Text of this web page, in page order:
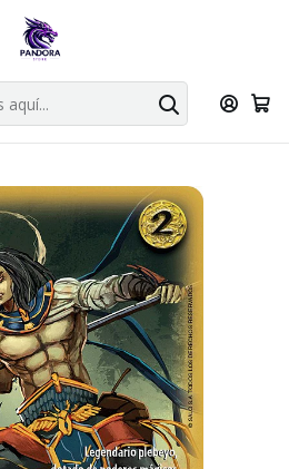
superiores a 49.990 el envio es
singles
TCG Mitos y Leyendas TCG
Bloque MYL